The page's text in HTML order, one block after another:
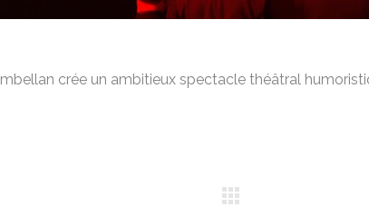
crée un ambitieux spectacle théâtral